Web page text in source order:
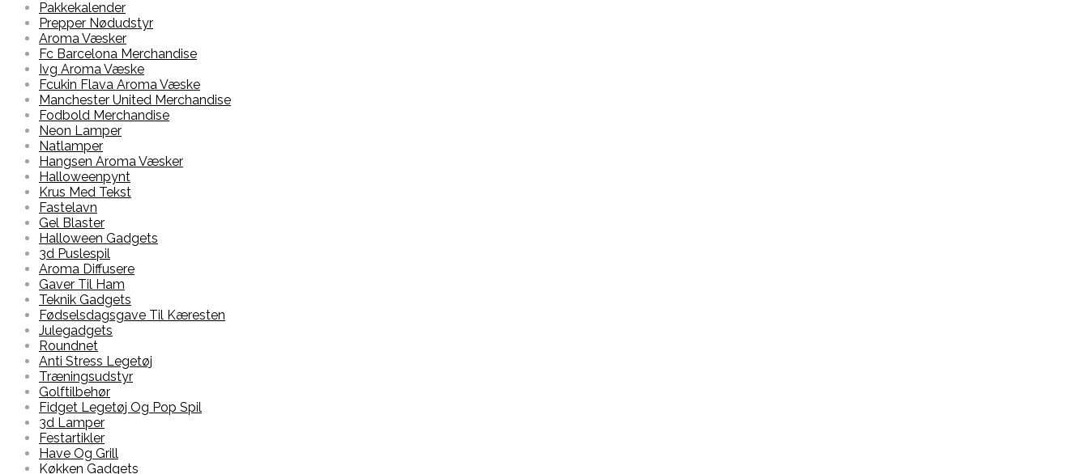
Pakkekalender
Prepper Nødudstyr
Aroma Væsker
Fc Barcelona Merchandise
Ivg Aroma Væske
Fcukin Flava Aroma Væske
Manchester United Merchandise
Fodbold Merchandise
Neon Lamper
Natlamper
Hangsen Aroma Væsker
Halloweenpynt
Krus Med Tekst
Fastelavn
Gel Blaster
Halloween Gadgets
3d Puslespil
Aroma Diffusere
Gaver Til Ham
Teknik Gadgets
Fødselsdagsgave Til Kæresten
Julegadgets
Roundnet
Anti Stress Legetøj
Træningsudstyr
Golftilbehør
Fidget Legetøj Og Pop Spil
3d Lamper
Festartikler
Have Og Grill
Køkken Gadgets